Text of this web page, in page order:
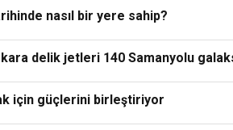
nasıl bir yere sahip?
delik jetleri 140 Samanyolu
için güçlerini birleştiriyor